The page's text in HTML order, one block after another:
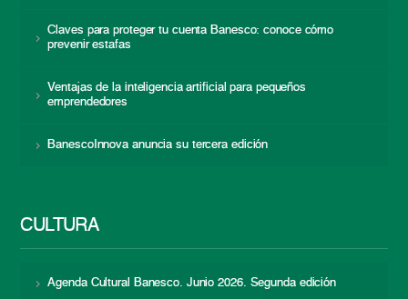
Claves para proteger tu cuenta Banesco: conoce cómo
prevenir estafas
Ventajas de la inteligencia artificial para pequeños
emprendedores
BanescoInnova anuncia su tercera edición
CULTURA
Agenda Cultural Banesco. Junio 2026. Segunda edición